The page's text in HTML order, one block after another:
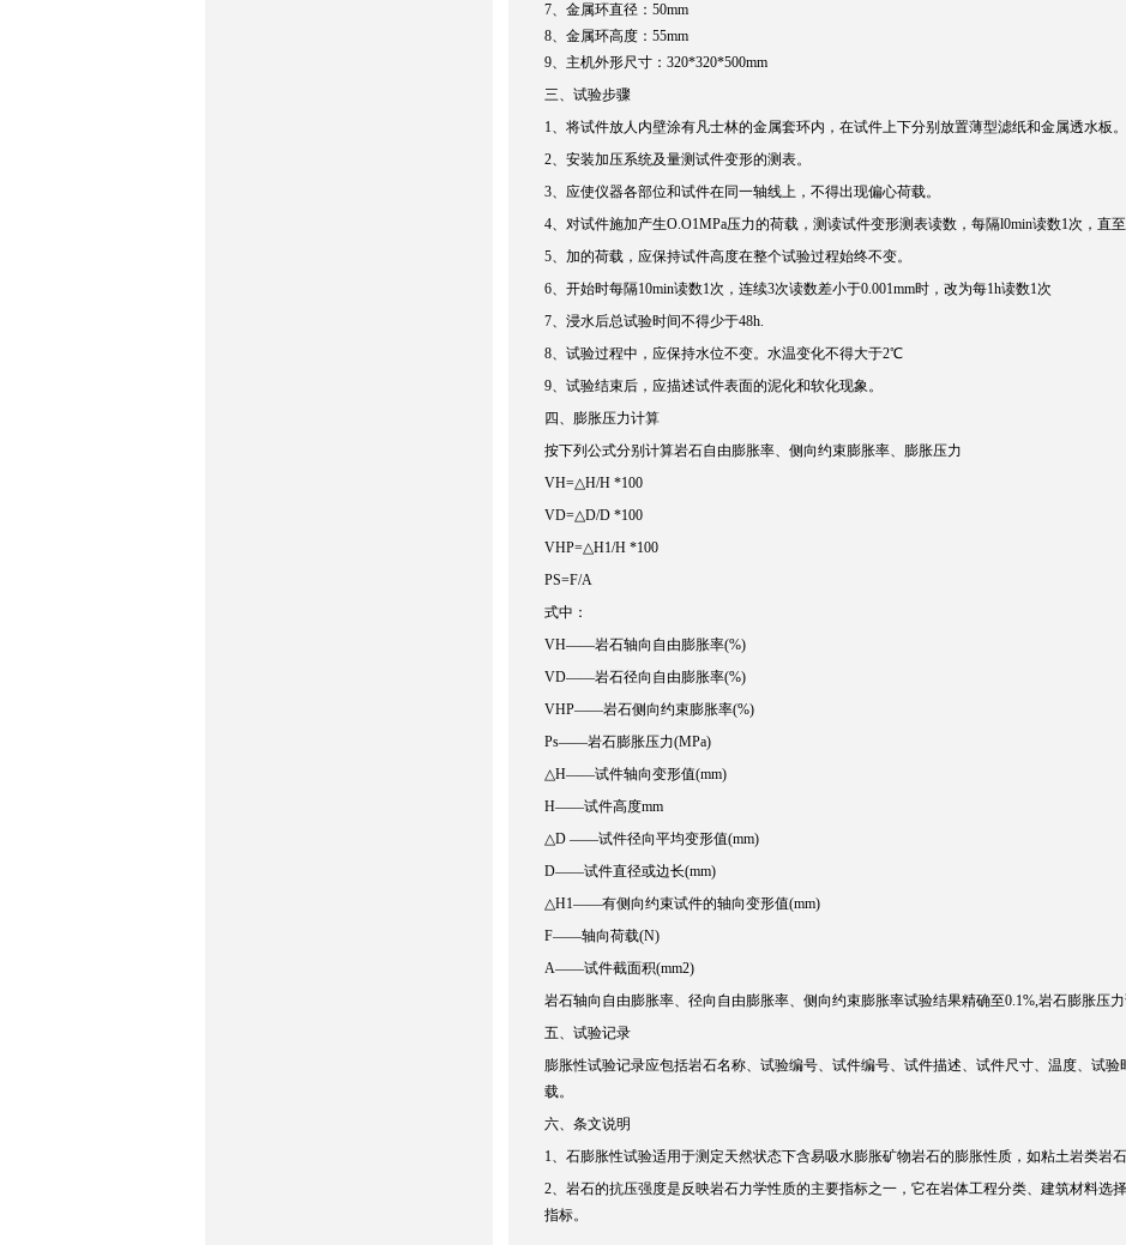
7、金属环直径：50mm
8、金属环高度：55mm
9、主机外形尺寸：320*320*500mm
三、试验步骤
1、将试件放人内壁涂有凡士林的金属套环内，在试件上下分别放置薄型滤纸和金属透水板。
2、安装加压系统及量测试件变形的测表。
3、应使仪器各部位和试件在同一轴线上，不得出现偏心荷载。
4、对试件施加产生O.O1MPa压力的荷载，测读试件变形测表读数，每隔l0min读数1次，直至
5、加的荷载，应保持试件高度在整个试验过程始终不变。
6、开始时每隔10min读数1次，连续3次读数差小于0.001mm时，改为每1h读数1次
7、浸水后总试验时间不得少于48h.
8、试验过程中，应保持水位不变。水温变化不得大于2℃
9、试验结束后，应描述试件表面的泥化和软化现象。
四、膨胀压力计算
按下列公式分别计算岩石自由膨胀率、侧向约束膨胀率、膨胀压力
VH=△H/H *100
VD=△D/D *100
VHP=△H1/H *100
PS=F/A
式中：
VH——岩石轴向自由膨胀率(%)
VD——岩石径向自由膨胀率(%)
VHP——岩石侧向约束膨胀率(%)
Ps——岩石膨胀压力(MPa)
△H——试件轴向变形值(mm)
H——试件高度mm
△D ——试件径向平均变形值(mm)
D——试件直径或边长(mm)
△H1——有侧向约束试件的轴向变形值(mm)
F——轴向荷载(N)
A——试件截面积(mm2)
岩石轴向自由膨胀率、径向自由膨胀率、侧向约束膨胀率试验结果精确至0.1%,岩石膨胀压
五、试验记录
膨胀性试验记录应包括岩石名称、试验编号、试件编号、试件描述、试件尺寸、温度、试
载。
六、条文说明
1、石膨胀性试验适用于测定天然状态下含易吸水膨胀矿物岩石的膨胀性质，如粘土岩类岩石
2、岩石的抗压强度是反映岩石力学性质的主要指标之一，它在岩体工程分类、建筑材料选
指标。